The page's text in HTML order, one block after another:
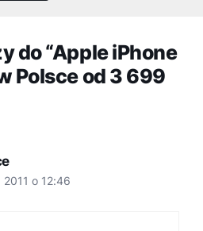
do “Apple iPhone
Polsce od 3 699
o 12:46